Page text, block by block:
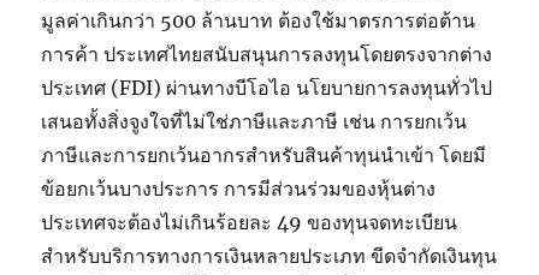
มูลค่าเกินกว่า 500 ล้านบาท ต้องใช้มาตรการต่อต้าน
การค้า ประเทศไทยสนับสนุนการลงทุนโดยตรงจากต่าง
ประเทศ (FDI) ผ่านทางบีโอไอ นโยบายการลงทุนทั่วไป
เสนอทั้งสิ่งจูงใจที่ไม่ใช่ภาษีและภาษี เช่น การยกเว้น
ภาษีและการยกเว้นอากรสำหรับสินค้าทุนนำเข้า โดยมี
ข้อยกเว้นบางประการ การมีส่วนร่วมของหุ้นต่าง
ประเทศจะต้องไม่เกินร้อยละ 49 ของทุนจดทะเบียน
สำหรับบริการทางการเงินหลายประเภท ขีดจำกัดเงินทุน